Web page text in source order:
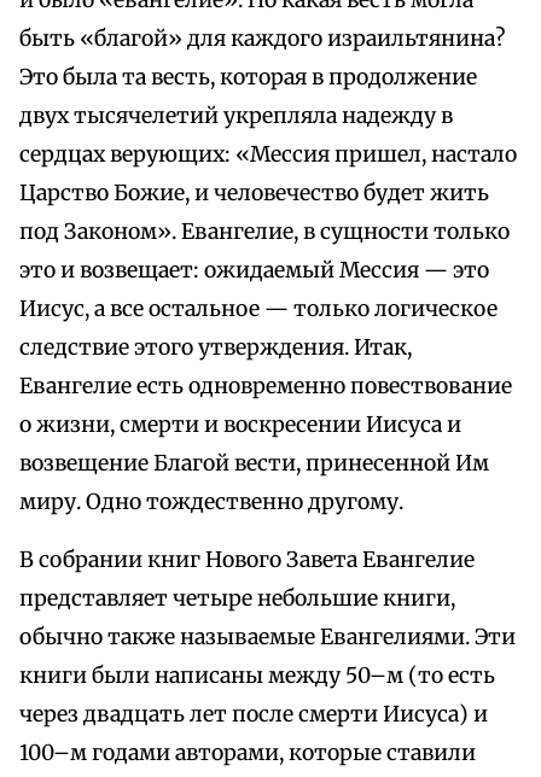
быть «благой» для каждого израильтянина?
Это была та весть, которая в продолжение
двух тысячелетий укрепляла надежду в
сердцах верующих: «Мессия пришел, настало
Царство Божие, и человечество будет жить
под Законом». Евангелие, в сущности только
это и возвещает: ожидаемый Мессия — это
Иисус, а все остальное — только логическое
следствие этого утверждения. Итак,
Евангелие есть одновременно повествование
о жизни, смерти и воскресении Иисуса и
возвещение Благой вести, принесенной Им
миру. Одно тождественно другому.
В собрании книг Нового Завета Евангелие
представляет четыре небольшие книги,
обычно также называемые Евангелиями. Эти
книги были написаны между 50–м (то есть
через двадцать лет после смерти Иисуса) и
100–м годами авторами, которые ставили